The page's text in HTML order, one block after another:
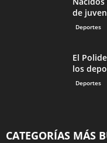
de
Deportes
El
los
Deportes
CATEGORÍAS MÁS